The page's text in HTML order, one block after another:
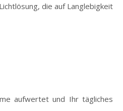
die auf Langlebigkeit
aufwertet und Ihr tägliches